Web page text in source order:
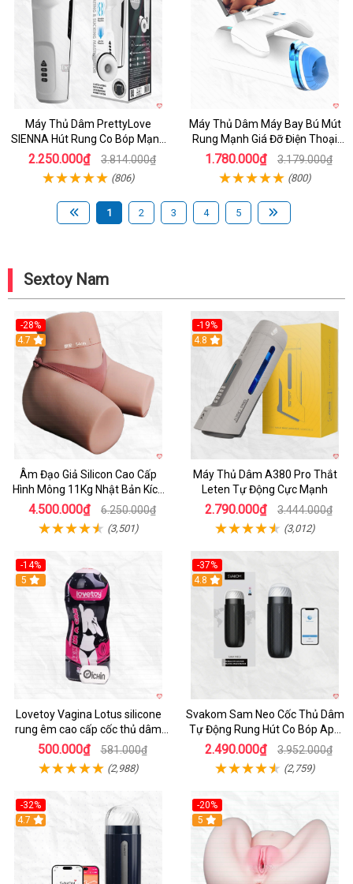
Máy Thủ Dâm PrettyLove
SIENNA Hút Rung Co Bóp Mạnh
Mẽ Nam
2.250.000₫ 3.814.000₫
(806)
Máy Thủ Dâm Máy Bay Bú Mút
Rung Mạnh Giá Đỡ Điện Thoại
Chính Hãng
1.780.000₫ 3.179.000₫
(800)
1 2 3 4 5
Sextoy Nam
-28%
4.7
Âm Đạo Giả Silicon Cao Cấp
Hình Mông 11Kg Nhật Bản Kích
Thước Như Thật
4.500.000₫ 6.250.000₫
(3,501)
-19%
Hot
4.8
Máy Thủ Dâm A380 Pro Thắt
Leten Tự Động Cực Mạnh
2.790.000₫ 3.444.000₫
(3,012)
-14%
Hot
5
Lovetoy Vagina Lotus silicone
rung êm cao cấp cốc thủ dâm
nam
500.000₫ 581.000₫
(2,988)
-37%
4.8
Svakom Sam Neo Cốc Thủ Dâm
Tự Động Rung Hút Co Bóp App
Điều Khiển
2.490.000₫ 3.952.000₫
(2,759)
-32%
Hot
4.7
-20%
Hot
5